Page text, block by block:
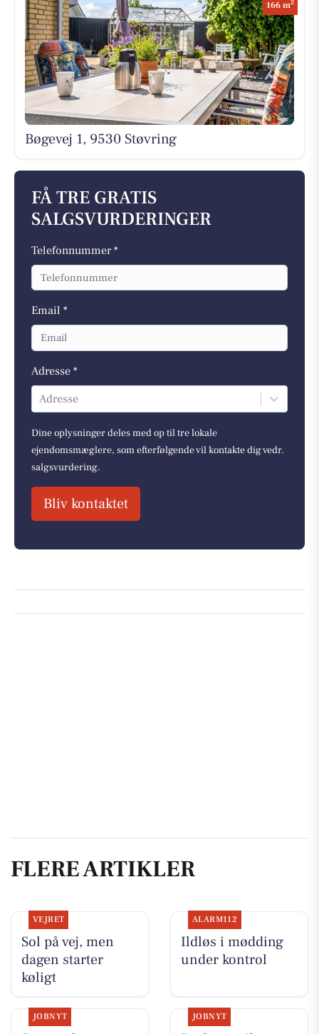
166 m2
Bøgevej 1, 9530 Støvring
FÅ TRE GRATIS
SALGSVURDERINGER
Telefonnummer *
Email *
Adresse *
Adresse
Dine oplysninger deles med op til tre lokale
ejendomsmæglere, som efterfølgende vil kontakte dig vedr.
salgsvurdering.
Bliv kontaktet
FLERE ARTIKLER
VEJRET
Sol på vej, men
dagen starter
køligt
ALARM112
Ildløs i mødding
under kontrol
JOBNYT JOBNYT